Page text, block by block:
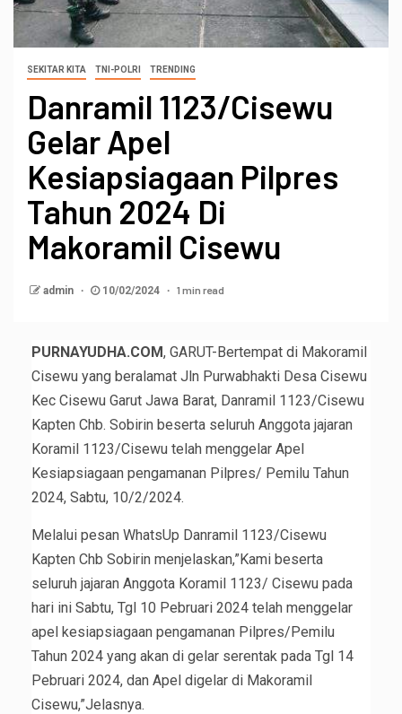
SEKITAR KITA TNI-POLRI TRENDING
Danramil 1123/Cisewu
Gelar Apel
Kesiapsiagaan Pilpres
Tahun 2024 Di
Makoramil Cisewu
admin 10/02/2024 1 min read
PURNAYUDHA.COM, GARUT-Bertempat di Makoramil
Cisewu yang beralamat Jln Purwabhakti Desa Cisewu
Kec Cisewu Garut Jawa Barat, Danramil 1123/Cisewu
Kapten Chb. Sobirin beserta seluruh Anggota jajaran
Koramil 1123/Cisewu telah menggelar Apel
Kesiapsiagaan pengamanan Pilpres/ Pemilu Tahun
2024, Sabtu, 10/2/2024.
Melalui pesan WhatsUp Danramil 1123/Cisewu
Kapten Chb Sobirin menjelaskan,”Kami beserta
seluruh jajaran Anggota Koramil 1123/ Cisewu pada
hari ini Sabtu, Tgl 10 Pebruari 2024 telah menggelar
apel kesiapsiagaan pengamanan Pilpres/Pemilu
Tahun 2024 yang akan di gelar serentak pada Tgl 14
Pebruari 2024, dan Apel digelar di Makoramil
Cisewu,”Jelasnya.